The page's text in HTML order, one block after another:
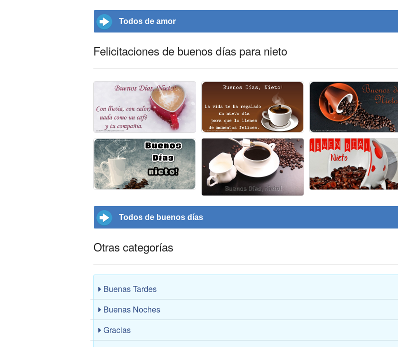
Todos de amor
Felicitaciones de buenos días para nieto
Todos de buenos días
Otras categorías
Buenas Tardes
Buenas Noches
Gracias